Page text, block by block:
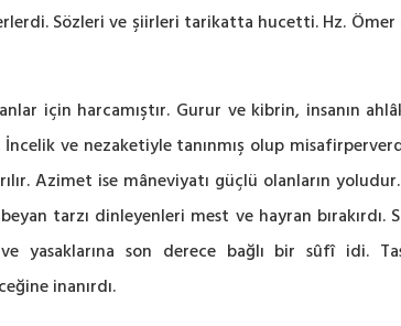
Sözleri ve şiirleri tarikatta hucetti. Hz.
için harcamıştır. Gurur ve kibrin, insanın
ve nezaketiyle tanınmış olup
Azimet ise mâneviyatı güçlü olanların
tarzı dinleyenleri mest ve hayran
yasaklarına son derece bağlı bir sûfî idi.
inanırdı.